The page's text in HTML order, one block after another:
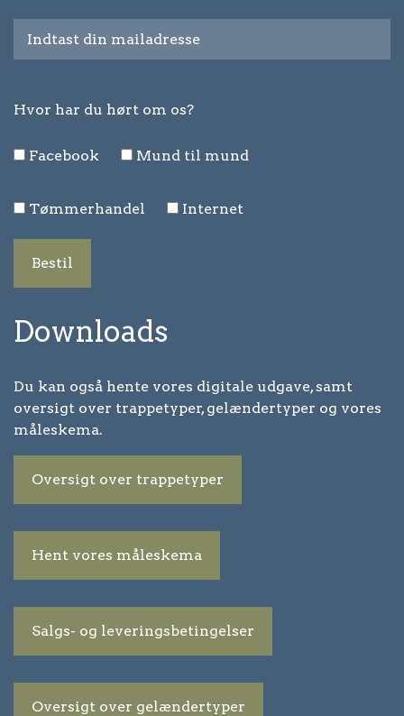
Hvor har du hørt om os?
Facebook Mund til mund
Tømmerhandel Internet
Bestil
Downloads
Du kan også hente vores digitale udgave, samt
oversigt over trappetyper, gelændertyper og vores
måleskema.
Oversigt over trappetyper
Hent vores måleskema
Salgs- og leveringsbetingelser
Oversigt over gelændertyper